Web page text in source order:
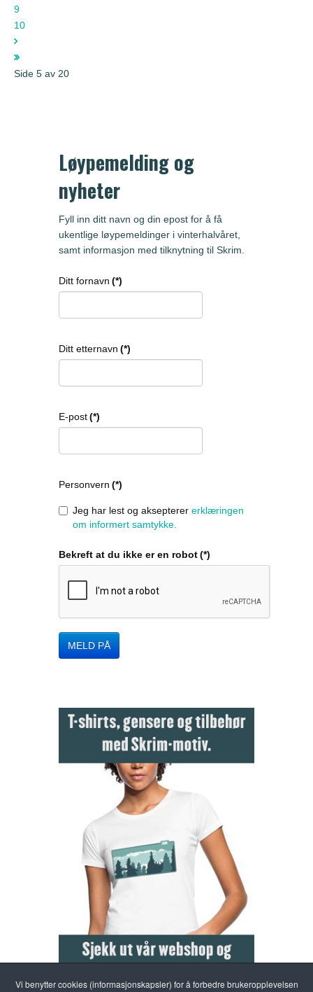
Vi benytter cookies (informasjonskapsler) for å forbedre brukeropplevelsen
9
10
Side 5 av 20
Løypemelding og
nyheter
Fyll inn ditt navn og din epost for å få
ukentlige løypemeldinger i vinterhalvåret,
samt informasjon med tilknytning til Skrim.
Ditt fornavn (*)
Ditt etternavn (*)
E-post(*)
Personvern (*)
Jeg har lest og aksepterer erklæringen
om informert samtykke.
Bekreft at du ikke er en robot(*)
MELD PÅ